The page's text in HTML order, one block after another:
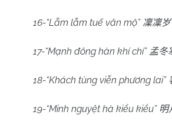
16-“Lẫm lẫm tuế vân mộ” 凜凜
17-“Mạnh đông hàn khí chí” 孟冬
18-“Khách tùng viễn phương lai”
19-“Minh nguyệt hà kiểu kiểu” 明